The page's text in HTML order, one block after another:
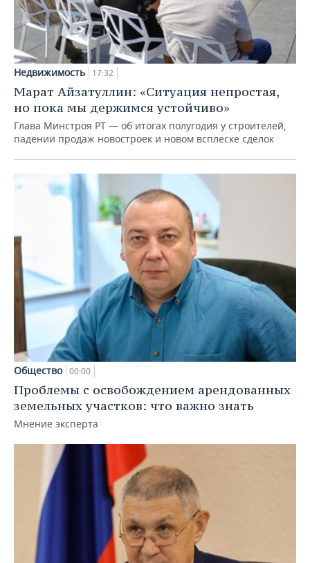
Недвижимость 17:32
Марат Айзатуллин: «Ситуация непростая,
но пока мы держимся устойчиво»
Глава Минстроя РТ — об итогах полугодия у строителей,
падении продаж новостроек и новом всплеске сделок
Общество 00:00
Проблемы с освобождением арендованных
земельных участков: что важно знать
Мнение эксперта